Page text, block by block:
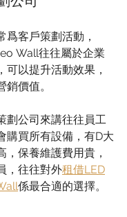
爲客戶策劃活動，
Wall往往屬於企業
可以提升活動效果，
價值。
劃公司來講往往員工
購買所有設備，有D大
，保養維護費用貴，
，往往對外租借LED
係最合適的選擇。